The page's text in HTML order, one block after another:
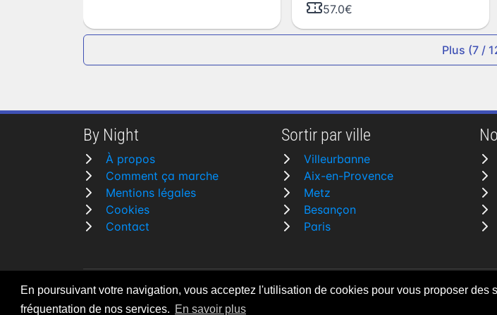
En poursuivant votre navigation, vous acceptez l'utilisation de cookies pour vous proposer des
fréquentation de nos services. En savoir plus
57.0€
Plus (7 /
By Night
À propos
Comment ça marche
Mentions légales
Cookies
Contact
Sortir par ville
Villeurbanne
Aix-en-Provence
Metz
Besançon
Paris
By Night v5.7.3 | © 2026 - Tous droits réservés